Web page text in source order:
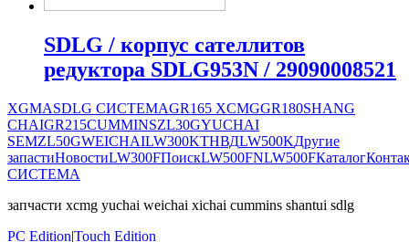
SDLG / корпус сателлитов
редуктора SDLG953N / 29090008521
XGMASDLG СИСТЕМАGR165 XCMGGR180SHANG
CHAIGR215CUMMINSZL30GYUCHAI
SEMZL50GWEICHAILW300KТНВДLW500KДругие
запастиНовостиLW300FПоискLW500FNLW500FКаталог
СИСТЕМА
запчасти xcmg yuchai weichai xichai cummins shantui sdlg
PC Edition|Touch Edition